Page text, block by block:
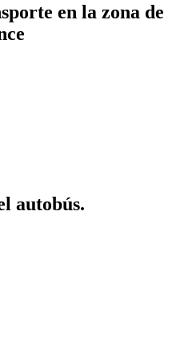
en la zona de
autobús.